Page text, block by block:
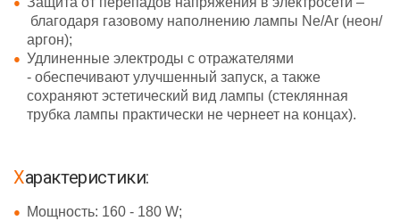
благодаря газовому наполнению лампы Ne/Ar (неон/
аргон);
Удлиненные электроды с отражателями
- обеспечивают улучшенный запуск, а также
сохраняют эстетический вид лампы (стеклянная
трубка лампы практически не чернеет на концах).
Характеристики:
Мощность: 160 - 180 W;